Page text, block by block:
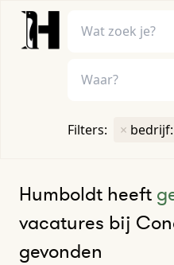
Filters: ×
Humboldt heeft
vacatures bij
gevonden